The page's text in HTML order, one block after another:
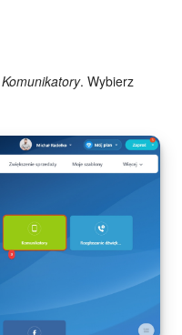
Komunikatory. Wybierz